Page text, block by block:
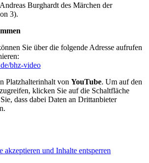
Burghardt des Märchen der
3).
Sie über die folgende Adresse aufrufen
bhz-video
Platzhalterinhalt von YouTube. Um auf den
klicken Sie auf die Schaltfläche
dass dabei Daten an Drittanbieter
akzeptieren und Inhalte entsperren